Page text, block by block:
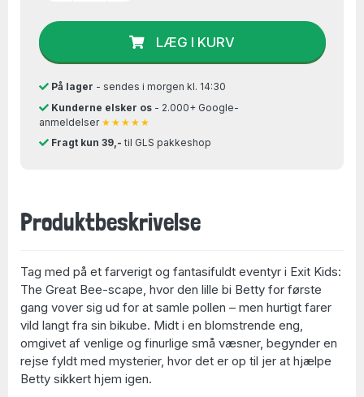
LÆG I KURV
På lager - sendes i morgen kl. 14:30
Kunderne elsker os- 2.000+ Google-
anmeldelser ★★★★★
Fragt kun 39,- til GLS pakkeshop
Produktbeskrivelse
Tag med på et farverigt og fantasifuldt eventyr i Exit Kids:
The Great Bee-scape, hvor den lille bi Betty for første
gang vover sig ud for at samle pollen – men hurtigt farer
vild langt fra sin bikube. Midt i en blomstrende eng,
omgivet af venlige og finurlige små væsner, begynder en
rejse fyldt med mysterier, hvor det er op til jer at hjælpe
Betty sikkert hjem igen.